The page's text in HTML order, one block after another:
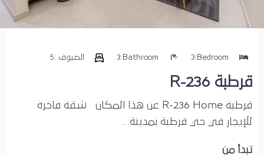
قرطبة R-236
قرطبة R-236 Home عن هذا المكان شقة فاخرة
للإيجار في حي قرطبة بمدينة…
Bedroom:
3
Bathroom:
3 الضيوف :5
تبدأ من